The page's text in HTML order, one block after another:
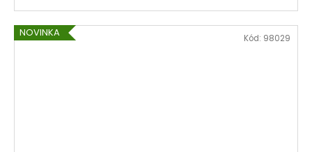
NOVINKA Kód: 98029